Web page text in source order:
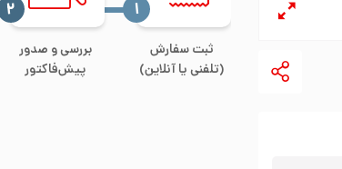
ثبت سفارش
(تلفنی یا آنلاین)
‍۱
بررسی و صدور
پیش‌فاکتور
‍۲